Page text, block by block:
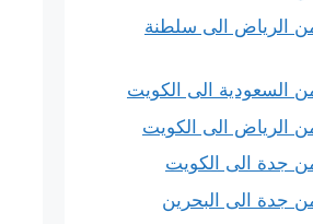
الرياض الى سلطنة
الى الكويت
الرياض الى الكويت
جدة الى الكويت
جدة الى البحرين